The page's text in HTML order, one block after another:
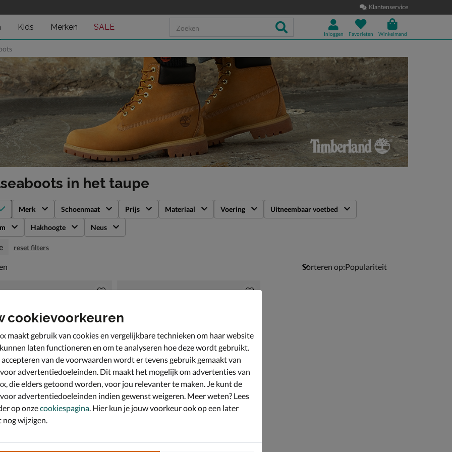
Klantenservice
Kids Merken SALE
Inloggen Favorieten Winkelmand
in het taupe
Merk Schoenmaat Prijs Materiaal Voering Uitneembaar voetbed
Hakhoogte Neus
reset filters
Sorteren op:
cookievoorkeuren
maakt gebruik van cookies en vergelijkbare technieken om haar website
laten functioneren en om te analyseren hoe deze wordt gebruikt.
van de voorwaarden wordt er tevens gebruik gemaakt van
advertentiedoeleinden. Dit maakt het mogelijk om advertenties van
die elders getoond worden, voor jou relevanter te maken. Je kunt de
advertentiedoeleinden indien gewenst weigeren. Meer weten? Lees
op onzecookiespagina . Hier kun je jouw voorkeur ook op een later
wijzigen.